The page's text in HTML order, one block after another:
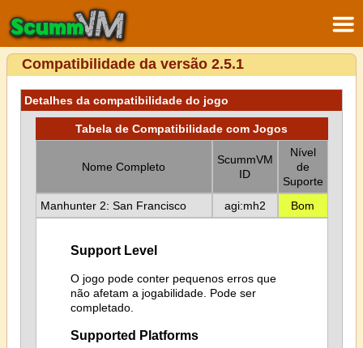
Compatibilidade da versão 2.5.1
Detalhes da compatibilidade do jogo
Tabela de Compatibilidade com Jogos
Nome Completo
ScummVM
ID
Nível
de
Suporte
Manhunter 2: San Francisco
agi:mh2 Bom
Support Level
O jogo pode conter pequenos erros que
não afetam a jogabilidade. Pode ser
completado.
Supported Platforms